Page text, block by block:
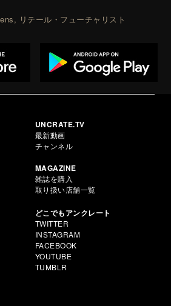
リテール・フューチャリスト
UNCRATE.TV
最新動画
チャンネル
MAGAZINE
雑誌を購入
取り扱い店舗一覧
どこでもアンクレート
TWITTER
INSTAGRAM
FACEBOOK
YOUTUBE
TUMBLR